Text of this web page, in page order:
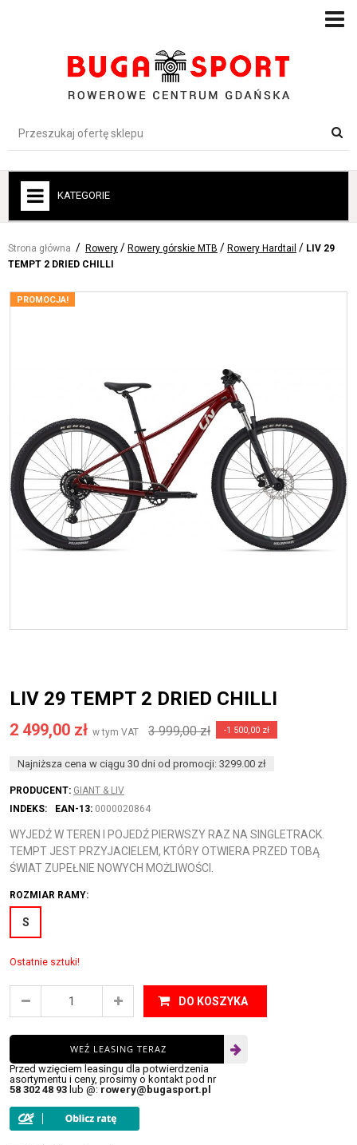
KATEGORIE
ROWERY ELEKTRYCZNE
+
ROWERY DLA DZIECI
Strona główna Rowery Rowery górskie MTB Rowery Hardtail
LIV 29
TEMPT 2 DRIED CHILLI
PROMOCJA!
LIV 29 TEMPT 2 DRIED CHILLI
2 499,00 zł w tym VAT 3 999,00 zł -1 500,00 zł
Najniższa cena w ciągu 30 dni od promocji: 3299.00 zł
PRODUCENT: GIANT & LIV
INDEKS:
EAN-13: 0000020864
WYJEDŹ W TEREN I POJEDŹ PIERWSZY RAZ NA SINGLETRACK.
TEMPT JEST PRZYJACIELEM, KTÓRY OTWIERA PRZED TOBĄ
ŚWIAT ZUPEŁNIE NOWYCH MOŻLIWOŚCI.
ROZMIAR RAMY:
S
Ostatnie sztuki!
DO KOSZYKA
WEŹ LEASING TERAZ
Przed wzięciem leasingu dla potwierdzenia
asortymentu i ceny, prosimy o kontakt pod nr
58 302 48 93 lub @: rowery@bugasport.pl